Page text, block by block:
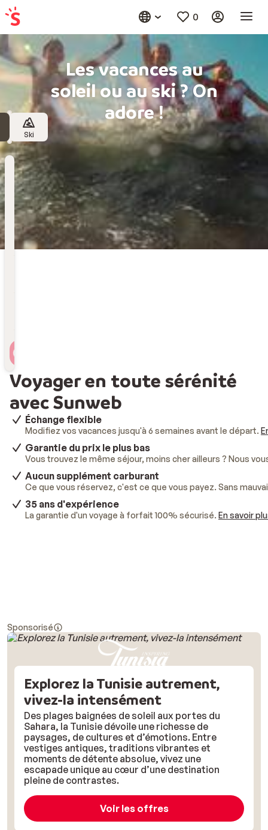
0
Les vacances au
soleil ou au ski ? On
adore !
Ski
Destination
Choisissez une destination
Date
départ
Date de départ
Voyager en toute sérénité
avec Sunweb
Échange flexible
Modifiez vos vacances jusqu'à 6 semaines avant le départ.
Garantie du prix le plus bas
Vous trouvez le même séjour, moins cher ailleurs ? Nous
Aucun supplément carburant
Ce que vous réservez, c'est ce que vous payez. Sans
35 ans d'expérience
La garantie d'un voyage à forfait 100% sécurisé. En savoir
Sponsorisé
Explorez la Tunisie autrement,
vivez-la intensément
Des plages baignées de soleil aux portes du
Sahara, la Tunisie dévoile une richesse de
paysages, de cultures et d’émotions. Entre
vestiges antiques, traditions vibrantes et
moments de détente absolue, vivez une
escapade unique au cœur d’une destination
pleine de contrastes.
Voir les offres